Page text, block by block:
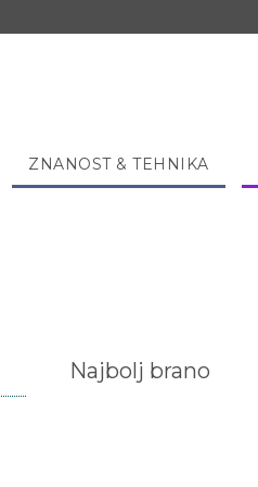
ZNANOST & TEHNIKA
Najbolj brano